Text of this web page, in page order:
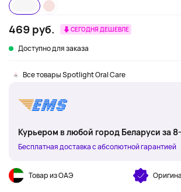
469 руб. СЕГОДНЯ ДЕШЕВЛЕ
Доступно для заказа
Все товары Spotlight Oral Care
Курьером в любой город Беларуси за
Бесплатная доставка с абсолютной гарантией
Товар из ОАЭ